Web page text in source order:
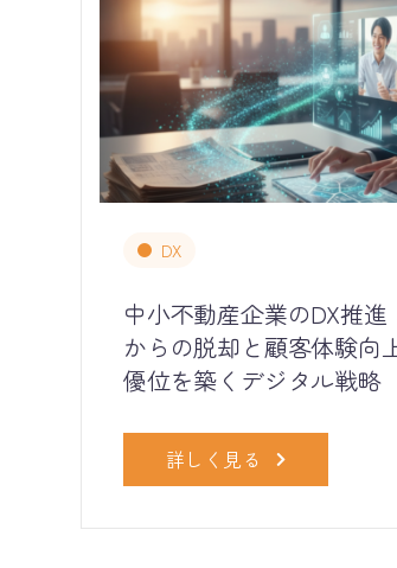
DX
中小不動産企業のDX推進
からの脱却と顧客体験向
優位を築くデジタル戦略
詳しく見る